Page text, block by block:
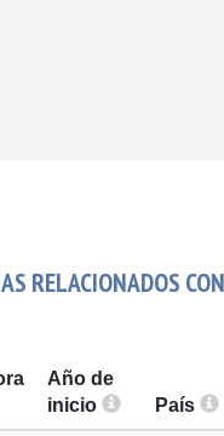
RELACIONADOS
Año de
inicio
País